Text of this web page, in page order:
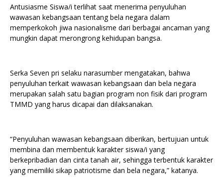
Antusiasme Siswa/i terlihat saat menerima penyuluhan
wawasan kebangsaan tentang bela negara dalam
memperkokoh jiwa nasionalisme dari berbagai ancaman yang
mungkin dapat merongrong kehidupan bangsa.
Serka Seven pri selaku narasumber mengatakan, bahwa
penyuluhan terkait wawasan kebangsaan dan bela negara
merupakan salah satu bagian program non fisik dari program
TMMD yang harus dicapai dan dilaksanakan.
“Penyuluhan wawasan kebangsaan diberikan, bertujuan untuk
membina dan membentuk karakter siswa/i yang
berkepribadian dan cinta tanah air, sehingga terbentuk karakter
yang memiliki sikap patriotisme dan bela negara,” katanya.